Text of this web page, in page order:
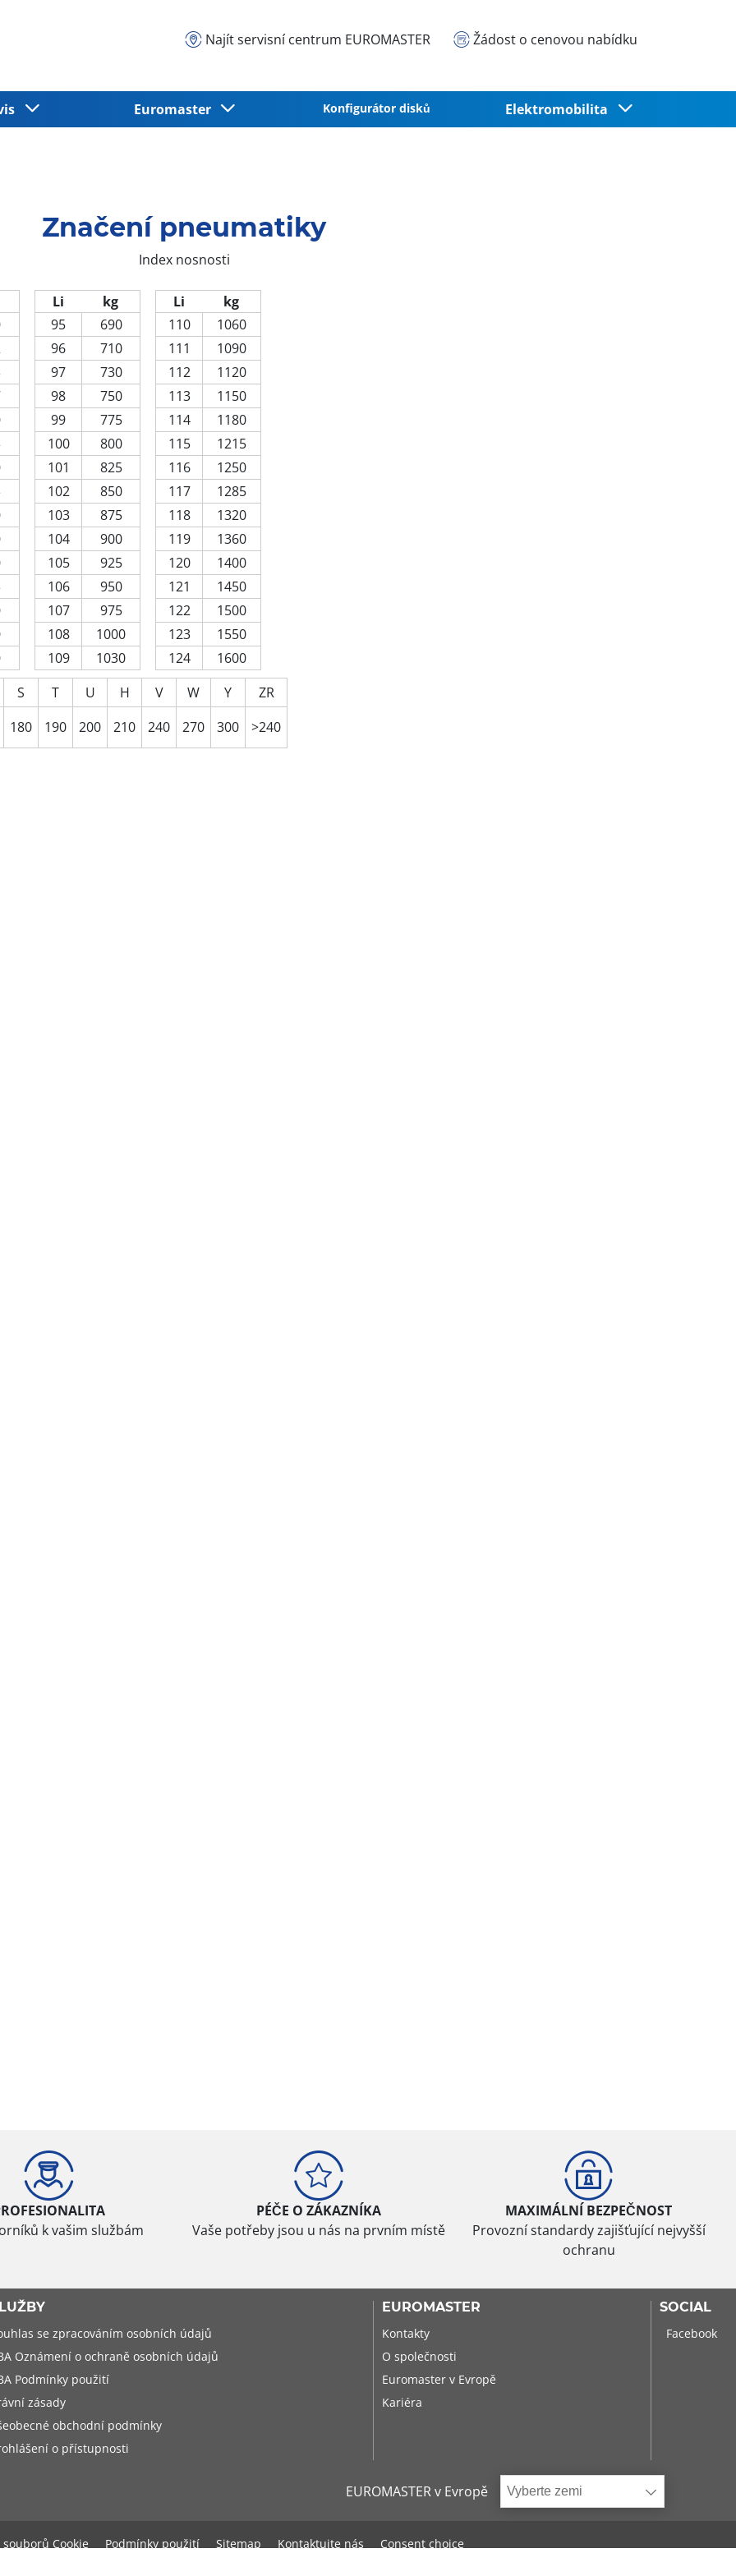
Najít servisní centrum EUROMASTER Žádost o cenovou nabídku
Euromaster Konfigurátor disků Elektromobilita
Značení pneumatiky
Index nosnosti
Li
kg
95
690
96
710
97
730
98
750
99
775
100
800
101
825
102
850
103
875
104
900
105
925
106
950
107
975
108
1000
109
1030
Li
kg
110
1060
111
1090
112
1120
113
1150
114
1180
115
1215
116
1250
117
1285
118
1320
119
1360
120
1400
121
1450
122
1500
123
1550
124
1600
S T U H V W Y
ZR
180 190 200 210 240 270 300 >240
k vašim službám
PÉČE O ZÁKAZNÍKA
Vaše potřeby jsou u nás na prvním místě
MAXIMÁLNÍ BEZPEČNOST
Provozní standardy zajišťující nejvyšší
ochranu
se zpracováním osobních údajů
Oznámení o ochraně osobních údajů
Podmínky použití
zásady
obchodní podmínky
o přístupnosti
EUROMASTER
Kontakty
O společnosti
Euromaster v Evropě
Kariéra
SOCIAL
Facebook
EUROMASTER v Evropě Vyberte zemi
Cookie Podmínky použití Sitemap Kontaktujte nás Consent choice